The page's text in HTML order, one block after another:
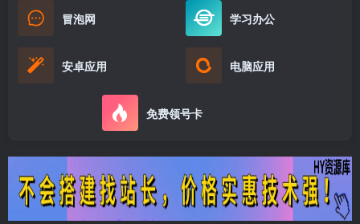
冒泡网 学习办公
安卓应用 电脑应用
免费领号卡